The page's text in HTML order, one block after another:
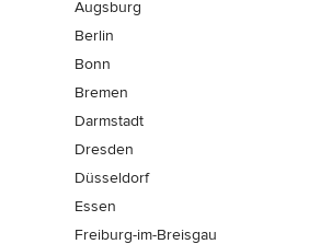
Augsburg
Berlin
Bonn
Bremen
Darmstadt
Dresden
Düsseldorf
Essen
Freiburg-im-Breisgau